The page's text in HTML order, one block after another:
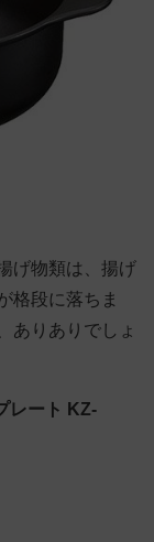
げ物類は、揚げ
格段に落ちま
ありありでしょ
レート KZ-